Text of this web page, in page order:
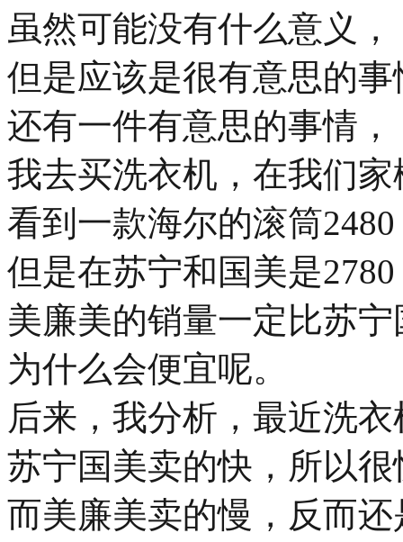
虽然可能没有什么意义，
但是应该是很有意思的事
还有一件有意思的事情，
我去买洗衣机，在我们
看到一款海尔的滚筒
但是在苏宁和国美是
美廉美的销量一定比苏
为什么会便宜呢。
后来，我分析，最近洗
苏宁国美卖的快，所以
而美廉美卖的慢，反而